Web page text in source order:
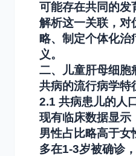
可能存在共同的发
解析这一关联，对
略、制定个体化治
义。
二、儿童肝母细胞
共病的流行病学特
2.1 共病患儿的人
现有临床数据显示
男性占比略高于女
多在1-3岁被确诊